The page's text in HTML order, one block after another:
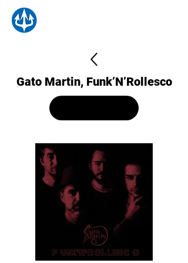
Gato Martin, Funk’N’Rollesco